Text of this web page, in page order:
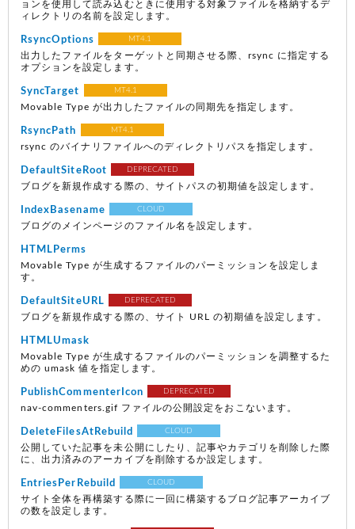
ョンを使用して読み込むときに使用する対象ファイルを格納するデ
ィレクトリの名前を設定します。
RsyncOptions MT4.1
出力したファイルをターゲットと同期させる際、rsync に指定する
オプションを設定します。
SyncTarget MT4.1
Movable Type が出力したファイルの同期先を指定します。
RsyncPath MT4.1
rsync のバイナリファイルへのディレクトリパスを指定します。
DefaultSiteRoot DEPRECATED
ブログを新規作成する際の、サイトパスの初期値を設定します。
IndexBasename CLOUD
ブログのメインページのファイル名を設定します。
HTMLPerms
Movable Type が生成するファイルのパーミッションを設定しま
す。
DefaultSiteURL DEPRECATED
ブログを新規作成する際の、サイト URL の初期値を設定します。
HTMLUmask
Movable Type が生成するファイルのパーミッションを調整するた
めの umask 値を指定します。
PublishCommenterIcon DEPRECATED
nav-commenters.gif ファイルの公開設定をおこないます。
DeleteFilesAtRebuild CLOUD
公開していた記事を未公開にしたり、記事やカテゴリを削除した際
に、出力済みのアーカイブを削除するか設定します。
EntriesPerRebuild CLOUD
サイト全体を再構築する際に一回に構築するブログ記事アーカイブ
の数を設定します。